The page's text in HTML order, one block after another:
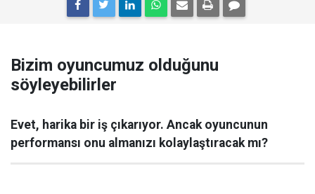
Bizim oyuncumuz olduğunu
söyleyebilirler
Evet, harika bir iş çıkarıyor. Ancak oyuncunun
performansı onu almanızı kolaylaştıracak mı?